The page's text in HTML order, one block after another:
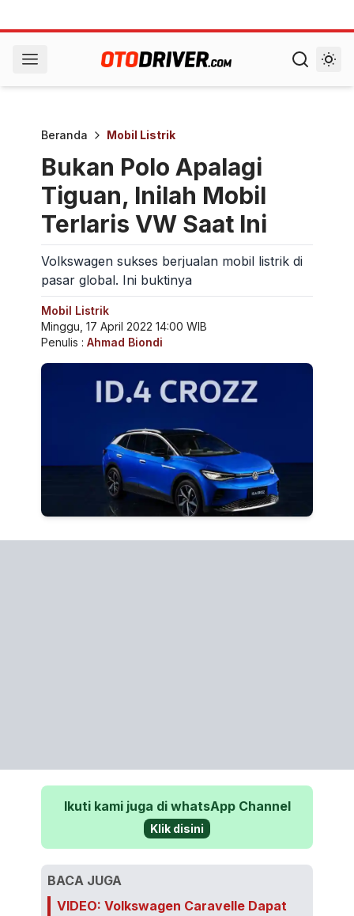
Beranda Mobil Listrik
Bukan Polo Apalagi
Tiguan, Inilah Mobil
Terlaris VW Saat Ini
Volkswagen sukses berjualan mobil listrik di
pasar global. Ini buktinya
Mobil Listrik
Minggu, 17 April 2022 14:00 WIB
Penulis : Ahmad Biondi
Ikuti kami juga di whatsApp Channel
Klik disini
BACA JUGA
VIDEO: Volkswagen Caravelle Dapat